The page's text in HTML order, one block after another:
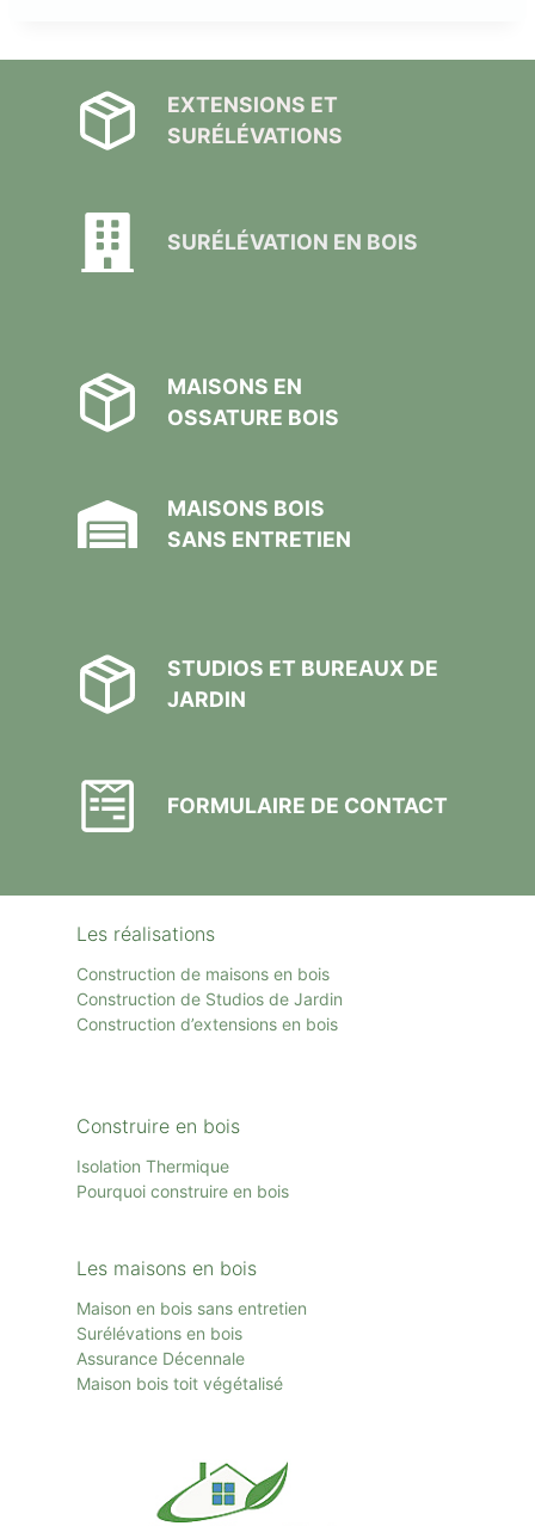
EXTENSIONS ET
SURÉLÉVATIONS
SURÉLÉVATION EN BOIS
MAISONS EN
OSSATURE BOIS
MAISONS BOIS
SANS ENTRETIEN
STUDIOS ET BUREAUX DE
JARDIN
FORMULAIRE DE CONTACT
Les réalisations
Construction de maisons en bois
Construction de Studios de Jardin
Construction d’extensions en bois
Construire en bois
Isolation Thermique
Pourquoi construire en bois
Les maisons en bois
Maison en bois sans entretien
Surélévations en bois
Assurance Décennale
Maison bois toit végétalisé